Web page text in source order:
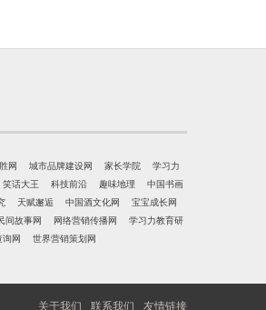
网 城市品牌建设网 家长学院
学习力
笑话大王 科技前沿 趣味地理
中国书画
天赋邂逅 中国酒文化网
宝宝成长网
间故事网 网络营销传播网
学习力教育研
网 世界营销策划网
关于我们 联系我们 友情链接